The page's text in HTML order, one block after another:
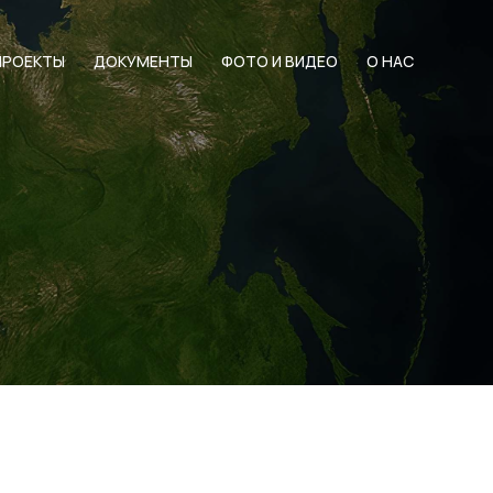
ДОКУМЕНТЫ ФОТО И ВИДЕО О НАС